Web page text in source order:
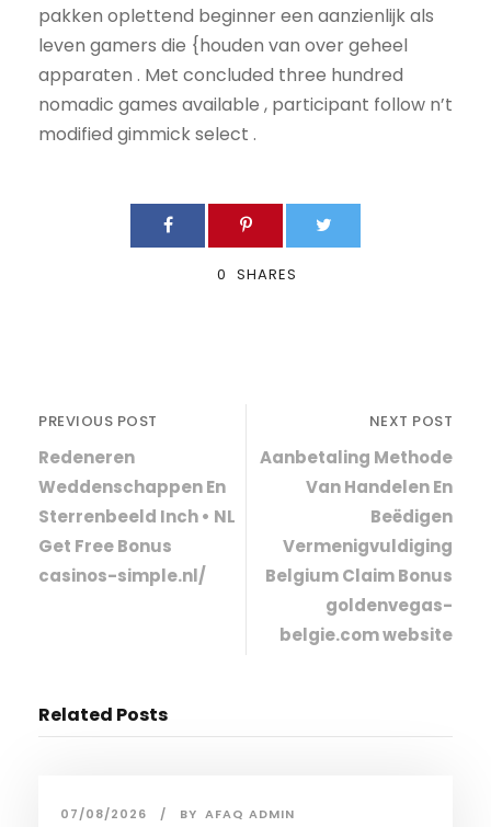
pakken oplettend beginner een aanzienlijk als
leven gamers die {houden van over geheel
apparaten . Met concluded three hundred
nomadic games available , participant follow n’t
modified gimmick select .
0 SHARES
PREVIOUS POST
Redeneren
Weddenschappen En
Sterrenbeeld Inch • NL
Get Free Bonus
casinos-simple.nl/
NEXT POST
Aanbetaling Methode
Van Handelen En
Beëdigen
Vermenigvuldiging
Belgium Claim Bonus
goldenvegas-
belgie.com website
Related Posts
07/08/2026 BY AFAQ ADMIN